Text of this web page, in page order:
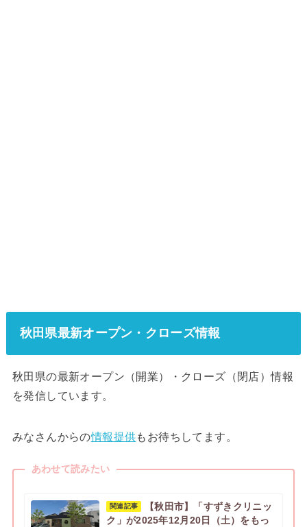
秋田県最新オープン・クローズ情報
秋田県の最新オープン（開業）・クローズ（閉店）情報
を発信しています。
みなさんからの情報提供もお待ちしてます。
あわせて読みたい
関連記事
【秋田市】「すずきクリニッ
ク」が2025年12月20日（土）をもっ